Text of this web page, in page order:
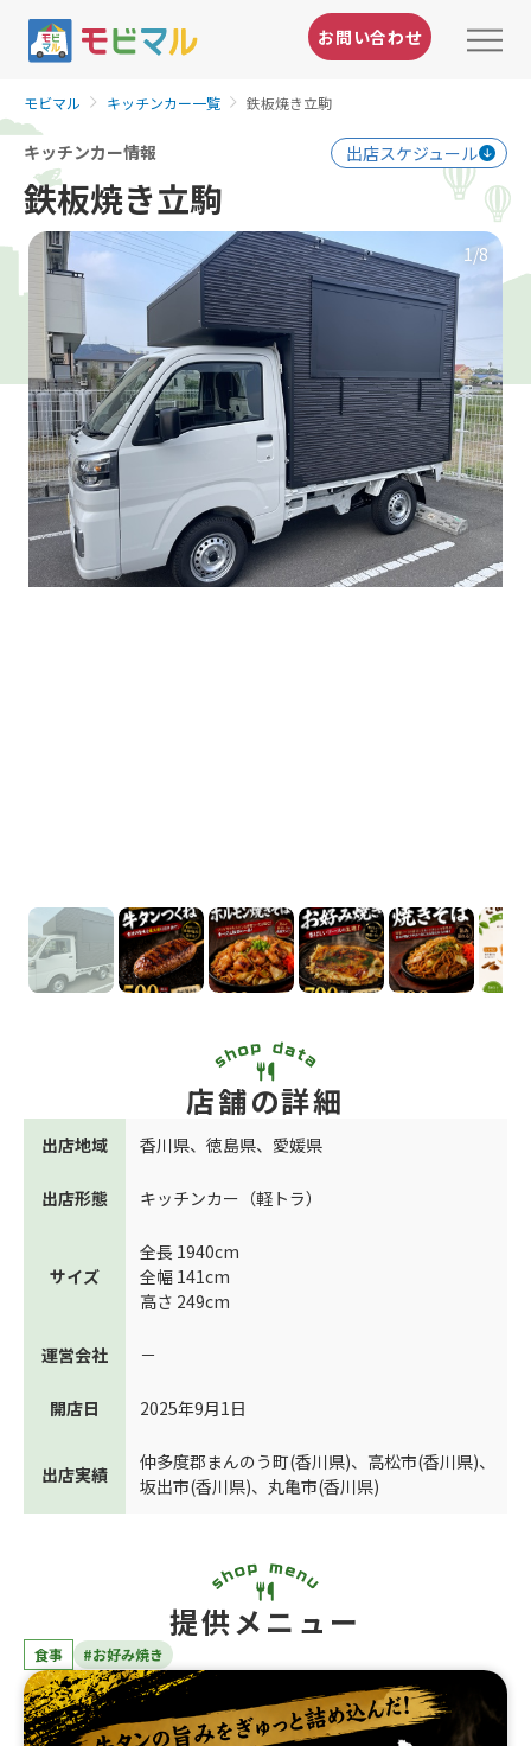
お問い合わせ
モビマル キッチンカー一覧 鉄板焼き立駒
キッチンカー情報 出店スケジュール
鉄板焼き立駒
1 /8
店舗の詳細
出店地域 香川県、 徳島県、 愛媛県
出店形態 キッチンカー（軽トラ）
サイズ
全長 1940cm
全幅 141cm
高さ 249cm
運営会社 －
開店日 2025年9月1日
出店実績
仲多度郡まんのう町(香川県)、 高松市(香川県)、
坂出市(香川県)、 丸亀市(香川県)
提供メニュー
食事 #お好み焼き